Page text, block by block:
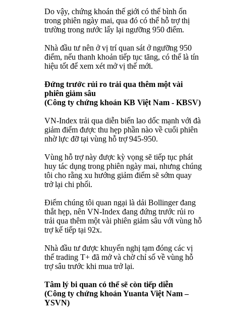
Do vậy, chứng khoán thế giới có thể bình ổn
trong phiên ngày mai, qua đó có thể hỗ trợ thị
trường trong nước lấy lại ngưỡng 950 điểm.
Nhà đầu tư nên ở vị trí quan sát ở ngưỡng 950
điểm, nếu thanh khoản tiếp tục tăng, có thể là tín
hiệu tốt để xem xét mở vị thế mới.
Đứng trước rủi ro trải qua thêm một vài
phiên giảm sâu
(Công ty chứng khoán KB Việt Nam - KBSV)
VN-Index trải qua diễn biến lao dốc mạnh với đà
giảm điểm được thu hẹp phần nào về cuối phiên
nhờ lực đỡ tại vùng hỗ trợ 945-950.
Vùng hỗ trợ này được kỳ vọng sẽ tiếp tục phát
huy tác dụng trong phiên ngày mai, nhưng chúng
tôi cho rằng xu hướng giảm điểm sẽ sớm quay
trở lại chi phối.
Điểm chúng tôi quan ngại là dải Bollinger đang
thắt hẹp, nên VN-Index đang đứng trước rủi ro
trải qua thêm một vài phiên giảm sâu với vùng hỗ
trợ kế tiếp tại 92x.
Nhà đầu tư được khuyến nghị tạm đóng các vị
thế trading T+ đã mở và chờ chỉ số về vùng hỗ
trợ sâu trước khi mua trở lại.
Tâm lý bi quan có thể sẽ còn tiếp diễn
(Công ty chứng khoán Yuanta Việt Nam –
YSVN)